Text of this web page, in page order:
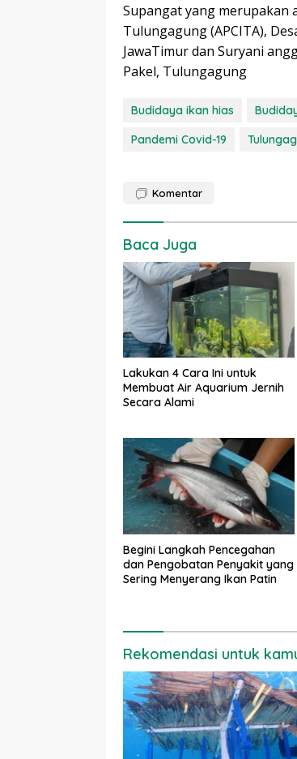
Supangat yang merupakan
Tulungagung (APCITA),
JawaTimur dan Suryani
Pakel, Tulungagung
Budidaya ikan hias
Pandemi Covid-19
Komentar
Baca Juga
Lakukan 4 Cara Ini untuk
Membuat Air Aquarium Jernih
Secara Alami
Begini Langkah Pencegahan
dan Pengobatan Penyakit yang
Sering Menyerang Ikan Patin
Rekomendasi untuk